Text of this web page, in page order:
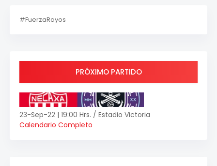
#FuerzaRayos
PRÓXIMO PARTIDO
23-Sep-22 | 19:00 Hrs. / Estadio Victoria
Calendario Completo